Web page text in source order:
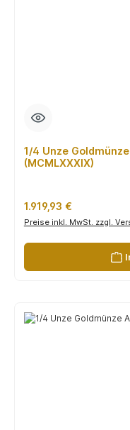
1/4 Unze
(MCMLXXXIX)
Regulärer Preis:
1.919,93 €
Preise inkl. MwSt. zzgl.